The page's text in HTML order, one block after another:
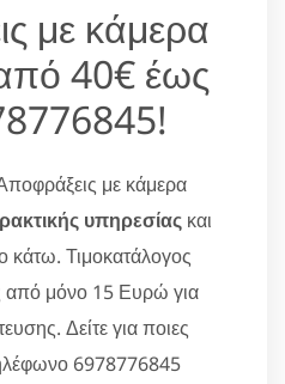
με κάμερα
40€ έως
με κάμερα
υπηρεσίαςκαι
κάτω. Τιμοκατάλογος
από μόνο 15 Ευρώ για
Δείτε για ποιες
6978776845